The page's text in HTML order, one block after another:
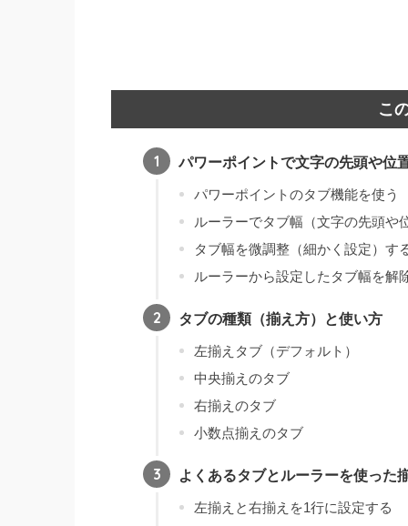
こ
パワーポイントで文字の先頭や位
パワーポイントのタブ機能を使う
ルーラーでタブ幅（文字の先頭や
タブ幅を微調整（細かく設定）す
ルーラーから設定したタブ幅を解
タブの種類（揃え方）と使い方
左揃えタブ（デフォルト）
中央揃えのタブ
右揃えのタブ
小数点揃えのタブ
よくあるタブとルーラーを使った
左揃えと右揃えを1行に設定する